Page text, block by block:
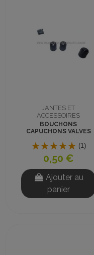
JANTES ET
ACCESSOIRES
BOUCHONS
CAPUCHONS VALVES
(1)
0,50 €
Ajouter au
panier